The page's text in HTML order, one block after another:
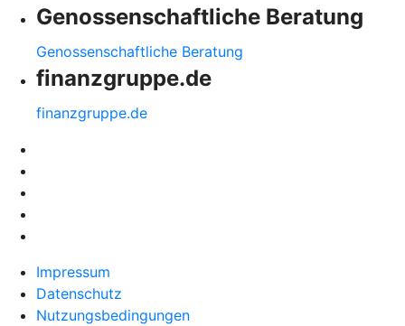
Genossenschaftliche Beratung
Genossenschaftliche Beratung
finanzgruppe.de
finanzgruppe.de
Impressum
Datenschutz
Nutzungsbedingungen